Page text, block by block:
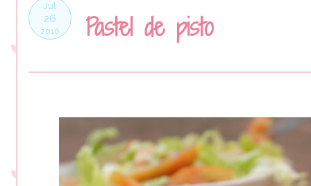
Jul
26
2016 Pastel de pisto